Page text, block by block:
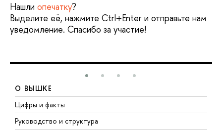
Нашли опечатку?
Выделите её, нажмите Ctrl+Enter и отправьте нам
уведомление. Спасибо за участие!
О ВЫШКЕ
Цифры и факты
Руководство и структура